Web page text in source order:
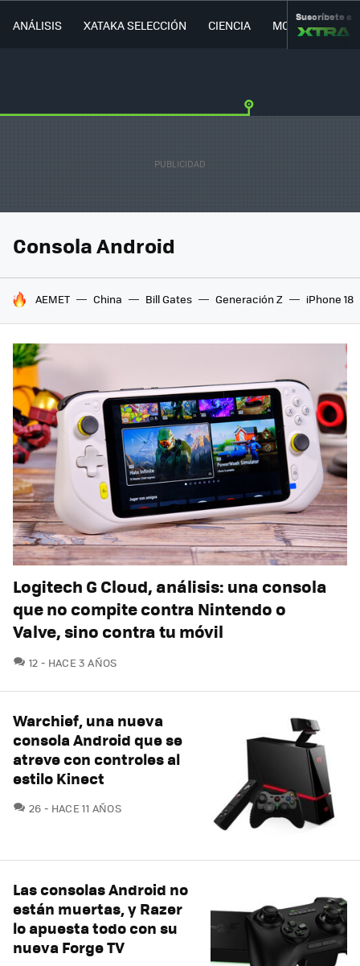
ANÁLISIS XATAKA SELECCIÓN CIENCIA MOVILIDAD
Suscríbete a
Consola Android
HOY SE HABLA DE
AEMET China Bill Gates Generación Z iPhone 18
Logitech G Cloud, análisis: una consola
que no compite contra Nintendo o
Valve, sino contra tu móvil
12 COMENTARIOS
HACE 3 AÑOS
Warchief, una nueva
consola Android que se
atreve con controles al
estilo Kinect
26 COMENTARIOS
HACE 11 AÑOS
Las consolas Android no
están muertas, y Razer
lo apuesta todo con su
nueva Forge TV